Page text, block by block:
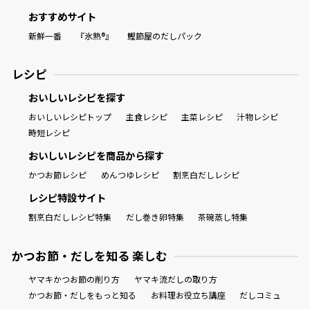
おすすめサイト
新鮮一番 『氷熟®』 鰹節屋のだしパック
レシピ
おいしいレシピを探す
おいしいレシピトップ 主食レシピ 主菜レシピ
汁物レシピ
時短レシピ
おいしいレシピを商品から探す
かつお節レシピ めんつゆレシピ 割烹白だしレシピ
レシピ特設サイト
割烹白だしレシピ特集 だし巻き卵特集 茶碗蒸し特集
かつお節・だしを知る 楽しむ
ヤマキかつお節の削り方
ヤマキ流だしの取り方
かつお節・だしをもっと知る
お料理お役立ち講座 だしコミュ